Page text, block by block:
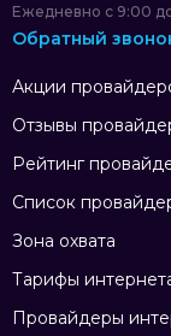
Акции
Отзывы
Рейтинг
Список
Зона охвата
Тарифы
Провайдеры
Ежедневно с 9:00
Обратный